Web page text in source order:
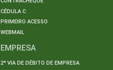
CÉDULA C
PRIMEIRO ACESSO
WEBMAIL
EMPRESA
2ª VIA DE DÉBITO DE EMPRESA